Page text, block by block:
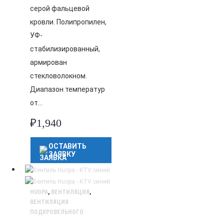
серой фальцевой
кровли. Полипропилен,
УФ-
стабилизированный,
армирован
стекловолокном.
Диапазон температур
от…
₽1,940
ОСТАВИТЬ
ЗАЯВКУ
HUOPA, ВЕНТИЛЯЦИЯ,
ВЕНТИЛЯЦИЯ
ПОДКРОВЕЛЬНОГО